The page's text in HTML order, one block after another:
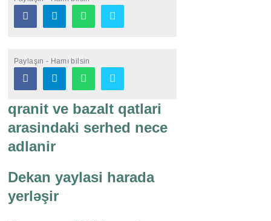
Paylaşın - Hamı bilsin
qranit ve bazalt qatlari
arasindaki serhed nece
adlanir
Dekan yaylasi harada
yerləşir